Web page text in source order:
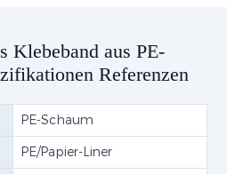
Klebeband aus PE-
Referenzen
PE-Schaum
PE/Papier-Liner